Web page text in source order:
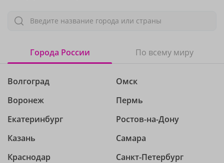
Введите название города или страны
Города России По всему миру
Волгоград
Воронеж
Екатеринбург
Казань
Краснодар
Омск
Пермь
Ростов-на-Дону
Самара
Санкт-Петербург